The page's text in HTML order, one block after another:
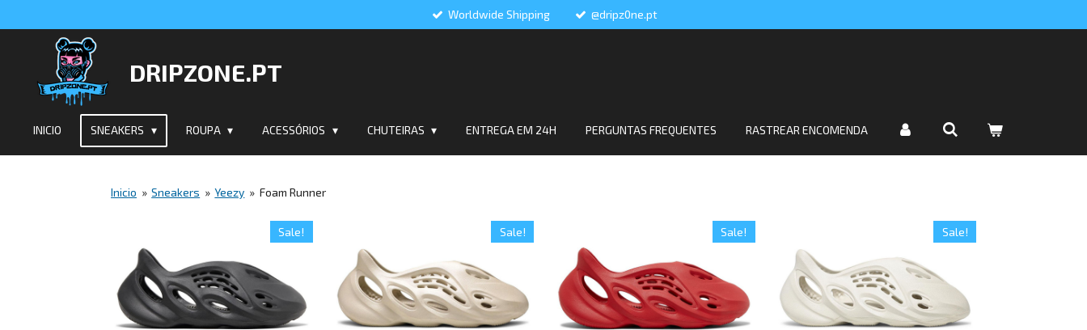
conteúdo
principal
Worldwide Shipping @dripz0ne.pt
DRIPZONE.PT
INICIO SNEAKERS ROUPA ACESSÓRIOS CHUTEIRAS ENTREGA EM 24H PERGUNTAS FREQUENTES RASTREAR ENCOMENDA
Inicio » Sneakers » Yeezy » Foam Runner
Sale! Sale! Sale! Sale!